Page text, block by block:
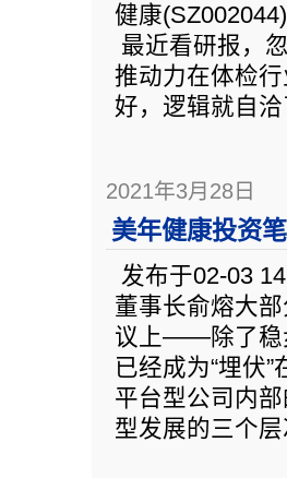
健康
最近看研报，
推动力在体检
好，逻辑就自
2021年3月28日
美年健康投资
发布于02-03
董事长俞熔大
议上——除了稳
已经成为“埋伏
平台型公司内
型发展的三个